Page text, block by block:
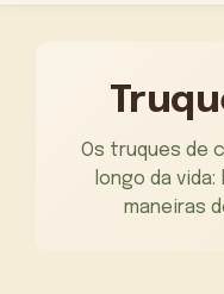
Os truques de
longo da vida:
maneiras